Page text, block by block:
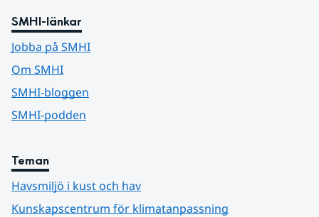
SMHI-länkar
Jobba på SMHI
Om SMHI
SMHI-bloggen
SMHI-podden
Teman
Havsmiljö i kust och hav
Kunskapscentrum för klimatanpassning